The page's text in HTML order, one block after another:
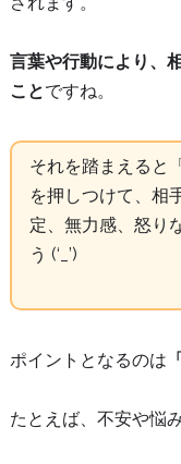
言葉や行動により、
ことですね。
それを踏まえると
を押しつけて、相
定、無力感、怒り
う (‘_’)
ポイントとなるのは
たとえば、不安や悩